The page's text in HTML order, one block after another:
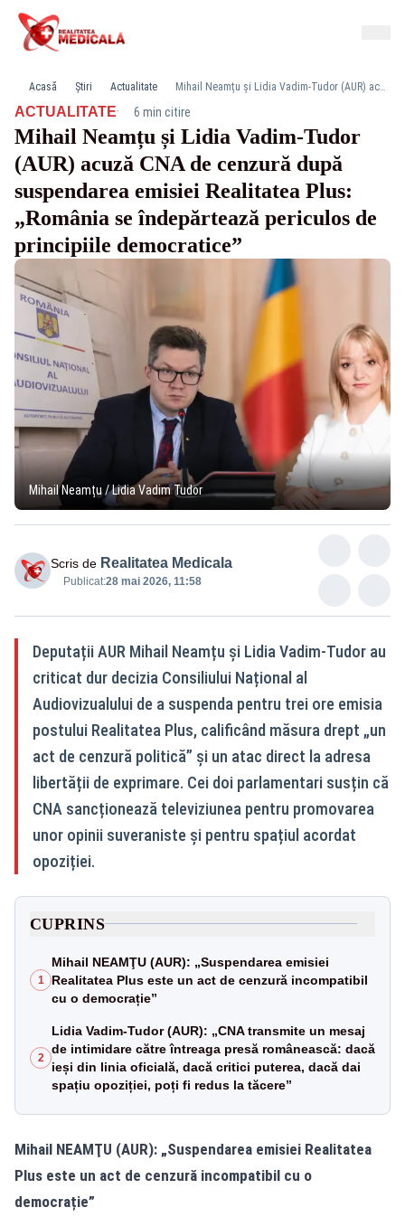
Acasă Știri Actualitate Mihail Neamțu și Lidia Vadim-Tudor (AUR) acuză CNA de cenzură după suspendarea emisiei Realitatea Plus: „România se îndepărtează periculos de principiile democratice”
ACTUALITATE· 6 min citire
Mihail Neamțu și Lidia Vadim-Tudor
(AUR) acuză CNA de cenzură după
suspendarea emisiei Realitatea Plus:
„România se îndepărtează periculos de
principiile democratice”
Mihail Neamțu / Lidia Vadim Tudor
Scris de Realitatea Medicala
Publicat:28 mai 2026, 11:58
Deputații AUR Mihail Neamțu și Lidia Vadim-Tudor au
criticat dur decizia Consiliului Național al
Audiovizualului de a suspenda pentru trei ore emisia
postului Realitatea Plus, calificând măsura drept „un
act de cenzură politică” și un atac direct la adresa
libertății de exprimare. Cei doi parlamentari susțin că
CNA sancționează televiziunea pentru promovarea
unor opinii suveraniste și pentru spațiul acordat
opoziției.
CUPRINS
1
Mihail NEAMŢU (AUR): „Suspendarea emisiei
Realitatea Plus este un act de cenzură incompatibil
cu o democrație”
2
Lidia Vadim-Tudor (AUR): „CNA transmite un mesaj
de intimidare către întreaga presă românească: dacă
ieși din linia oficială, dacă critici puterea, dacă dai
spațiu opoziției, poți fi redus la tăcere”
Mihail NEAMŢU (AUR): „Suspendarea emisiei Realitatea
Plus este un act de cenzură incompatibil cu o
democrație”